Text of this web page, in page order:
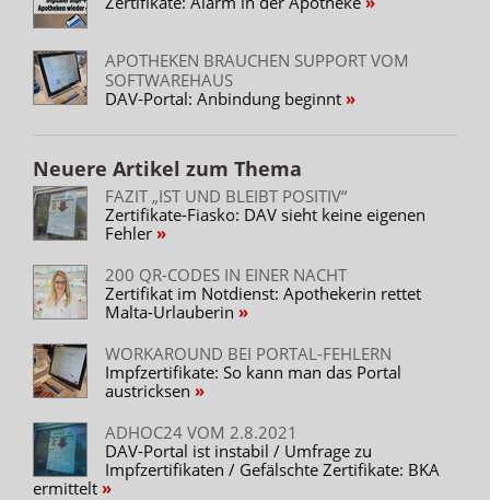
APOTHEKEN BRAUCHEN SUPPORT VOM
SOFTWAREHAUS
DAV-Portal: Anbindung beginnt
Neuere Artikel zum Thema
FAZIT „IST UND BLEIBT POSITIV“
Zertifikate-Fiasko: DAV sieht keine eigenen
Fehler
200 QR-CODES IN EINER NACHT
Zertifikat im Notdienst: Apothekerin rettet
Malta-Urlauberin
WORKAROUND BEI PORTAL-FEHLERN
Impfzertifikate: So kann man das Portal
austricksen
ADHOC24 VOM 2.8.2021
DAV-Portal ist instabil / Umfrage zu
Impfzertifikaten / Gefälschte Zertifikate: BKA
ermittelt